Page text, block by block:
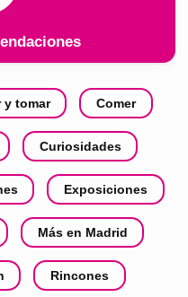
y tomar Comer
Curiosidades
Exposiciones
Más en Madrid
Rincones